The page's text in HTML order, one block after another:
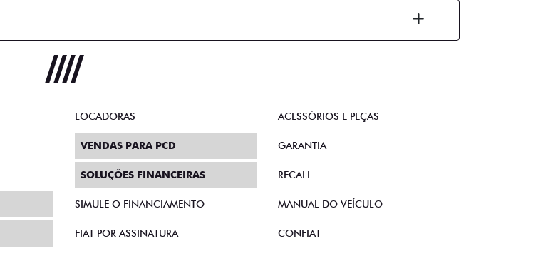
LOCADORAS
VENDAS PARA PCD
SOLUÇÕES FINANCEIRAS
SIMULE O FINANCIAMENTO
FIAT POR ASSINATURA
ACESSÓRIOS E PEÇAS
GARANTIA
RECALL
MANUAL DO VEÍCULO
CONFIAT